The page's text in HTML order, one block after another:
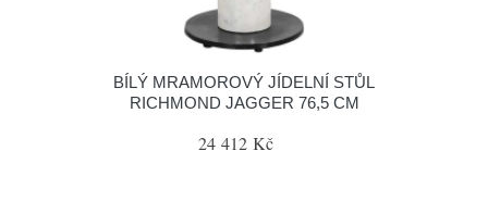
BÍLÝ MRAMOROVÝ JÍDELNÍ STŮL
RICHMOND JAGGER 76,5 CM
24 412 Kč